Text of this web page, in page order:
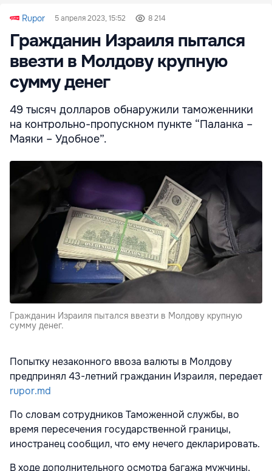
Rupor 5 апреля 2023, 15:52 8 214
Гражданин Израиля пытался
ввезти в Молдову крупную
сумму денег
49 тысяч долларов обнаружили таможенники
на контрольно-пропускном пункте “Паланка –
Маяки – Удобное”.
Гражданин Израиля пытался ввезти в Молдову крупную
сумму денег.
Попытку незаконного ввоза валюты в Молдову
предпринял 43-летний гражданин Израиля, передает
rupor.md
По словам сотрудников Таможенной службы, во
время пересечения государственной границы,
иностранец сообщил, что ему нечего декларировать.
В ходе дополнительного осмотра багажа мужчины,